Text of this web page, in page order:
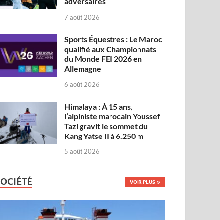
7 août 2026
Sports Équestres : Le Maroc
qualifié aux Championnats
du Monde FEI 2026 en
Allemagne
6 août 2026
Himalaya : À 15 ans,
l’alpiniste marocain Youssef
Tazi gravit le sommet du
Kang Yatse II à 6.250 m
5 août 2026
VOIR PLUS